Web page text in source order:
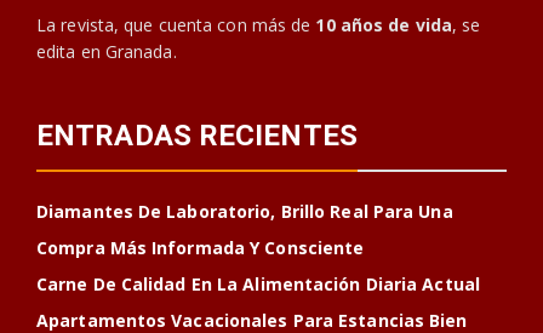
La revista, que cuenta con más de 10 años de vida, se
edita en Granada.
ENTRADAS RECIENTES
Diamantes De Laboratorio, Brillo Real Para Una
Compra Más Informada Y Consciente
Carne De Calidad En La Alimentación Diaria Actual
Apartamentos Vacacionales Para Estancias Bien